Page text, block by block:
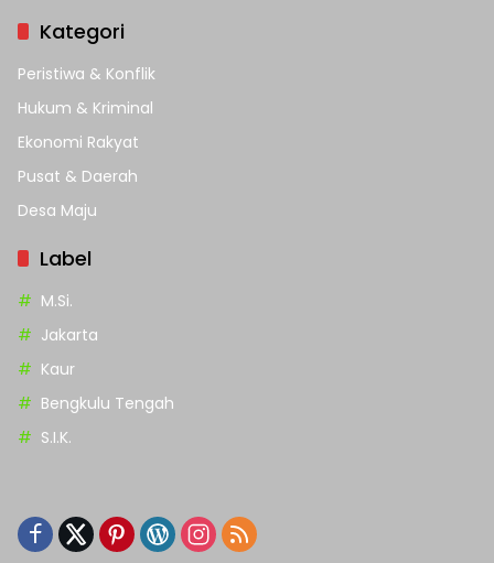
Kategori
Peristiwa & Konflik
Hukum & Kriminal
Ekonomi Rakyat
Pusat & Daerah
Desa Maju
Label
M.Si.
Jakarta
Kaur
Bengkulu Tengah
S.I.K.